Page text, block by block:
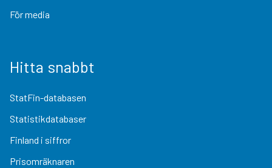
För media
Hitta snabbt
StatFin-databasen
Statistikdatabaser
Finland i siffror
Prisomräknaren